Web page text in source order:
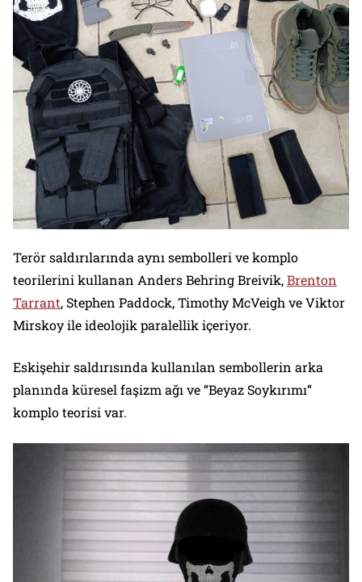
Terör saldırılarında aynı sembolleri ve komplo
teorilerini kullanan Anders Behring Breivik,Brenton
Tarrant, Stephen Paddock, Timothy McVeigh ve Viktor
Mirskoy ile ideolojik paralellik içeriyor.
Eskişehir saldırısında kullanılan sembollerin arka
planında küresel faşizm ağı ve “Beyaz Soykırımı”
komplo teorisi var.